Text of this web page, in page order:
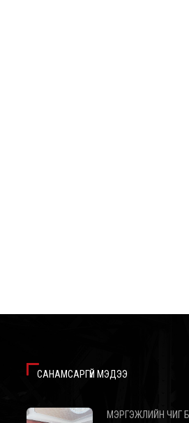
САНАМСАРГҮЙ МЭДЭЭ
МЭРГЭЖЛИЙН ЧИГ